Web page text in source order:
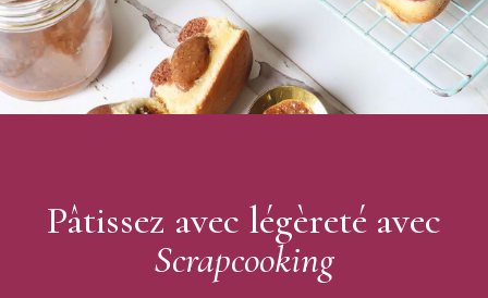
Couleur susceptible de varier légèrement
Poids net : 100g
Marque: Scrapcooking
Pâtissez avec légèreté avec
Scrapcooking